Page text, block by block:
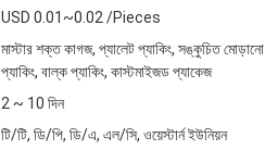
USD 0.01~0.02 /Pieces
মাস্টার শক্ত কাগজ, প্যালেট প্যাকিং, সঙ্কুচিত মোড়ানো
প্যাকিং, বাল্ক প্যাকিং, কাস্টমাইজড প্যাকেজ
2 ~ 10 দিন
টি/টি, ডি/পি, ডি/এ, এল/সি, ওয়েস্টার্ন ইউনিয়ন